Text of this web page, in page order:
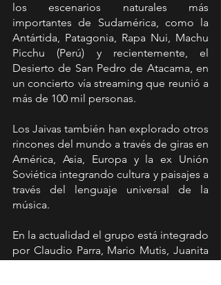
los escenarios naturales más
importantes de Sudamérica, como la
Antártida, Patagonia, Rapa Nui, Machu
Picchu (Perú) y recientemente, el
Desierto de San Pedro de Atacama, en
un concierto vía streaming que reunió a
más de 100 mil personas.
Los Jaivas también han explorado otros
rincones del mundo a través de giras en
América, Asia, Europa y la ex Unión
Soviética integrando cultura y paisajes a
través del lenguaje universal de la
música.
En la actualidad el grupo está integrado
por Claudio Parra, Mario Mutis, Juanita